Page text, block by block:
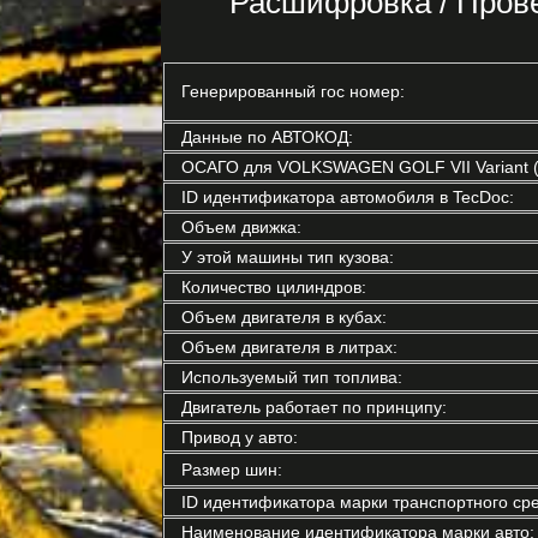
Генерированный гос номер:
Данные по АВТОКОД:
ОСАГО для VOLKSWAGEN GOLF VII Variant
ID идентификатора автомобиля в TecDoc:
Объем движка:
У этой машины тип кузова:
Количество цилиндров:
Объем двигателя в кубах:
Объем двигателя в литрах:
Используемый тип топлива:
Двигатель работает по принципу:
Привод у авто:
Размер шин:
ID идентификатора марки транспортного
Наименование идентификатора марки авто: